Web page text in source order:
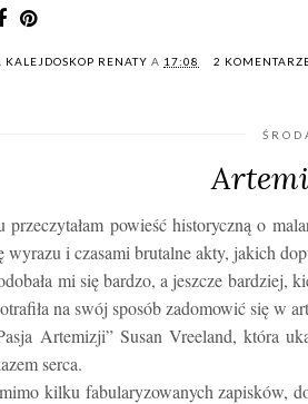
KALEJDOSKOP RENATY A 17:08 2
powieść historyczną o
wyrazu i czasami brutalne akty, jakich
mi się bardzo, a jeszcze bardziej,
na swój sposób zadomowić się w
Artemizji” Susan Vreeland, która
serca.
kilku fabularyzowanych zapisków,